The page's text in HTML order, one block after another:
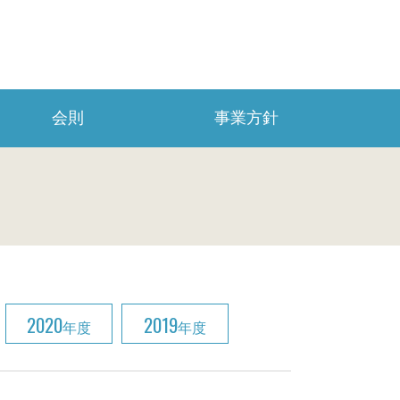
会則 事業方針
2020年度 2019年度